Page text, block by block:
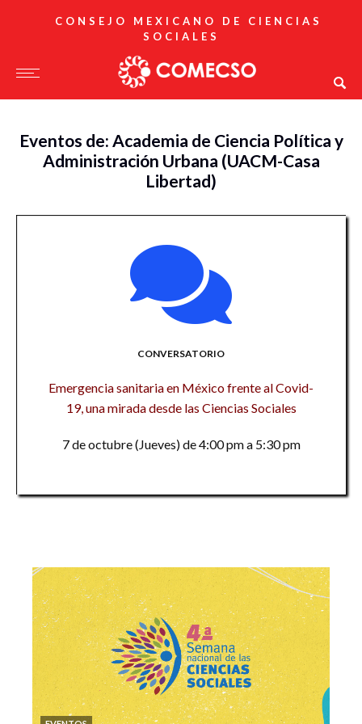
CONSEJO MEXICANO DE CIENCIAS
SOCIALES
Eventos de: Academia de Ciencia Política y
Administración Urbana (UACM-Casa
Libertad)
CONVERSATORIO
Emergencia sanitaria en México frente al Covid-
19, una mirada desde las Ciencias Sociales
7 de octubre (Jueves) de 4:00 pm a 5:30 pm